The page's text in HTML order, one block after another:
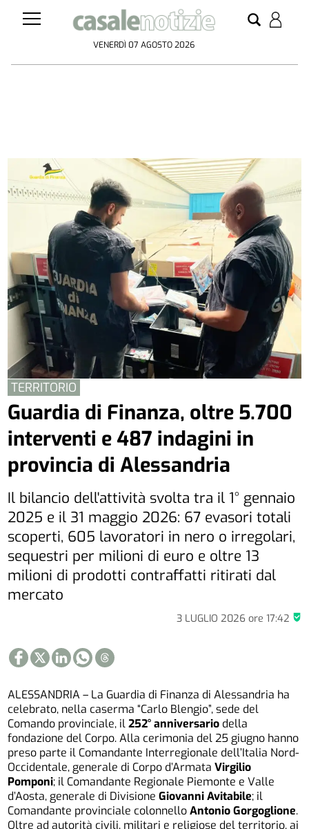
VENERDÌ 07 AGOSTO 2026
3 LUGLIO 2026 ore 17:42
TERRITORIO
Guardia di Finanza, oltre 5.700
interventi e 487 indagini in
provincia di Alessandria
Il bilancio dell'attività svolta tra il 1° gennaio
2025 e il 31 maggio 2026: 67 evasori totali
scoperti, 605 lavoratori in nero o irregolari,
sequestri per milioni di euro e oltre 13
milioni di prodotti contraffatti ritirati dal
mercato
ALESSANDRIA – La Guardia di Finanza di Alessandria ha
celebrato, nella caserma “Carlo Blengio”, sede del
Comando provinciale, il252° anniversario della
fondazione del Corpo. Alla cerimonia del 25 giugno hanno
preso parte il Comandante Interregionale dell’Italia Nord-
Occidentale, generale di Corpo d’ArmataVirgilio
Pomponi; il Comandante Regionale Piemonte e Valle
d’Aosta, generale di DivisioneGiovanni Avitabile; il
Comandante provinciale colonnelloAntonio Gorgoglione.
Oltre ad autorità civili, militari e religiose del territorio, ai